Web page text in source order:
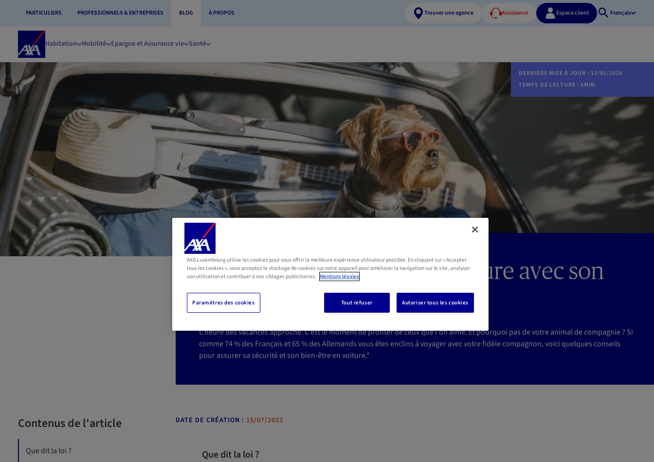
Aller au contenu principal
PARTICULIERS PROFESSIONNELS & ENTREPRISES BLOG À PROPOS Trouver une agence Assistance Espace client
OuvrirFrançais
Accueil
AXA
Habitation Mobilité Epargne et Assurance vie Santé
DERNIÈRE MISE À JOUR : 12/01/2026
TEMPS DE LECTURE : 6MIN
Voyager sereinement en voiture avec son
chien ou son chat
L’heure des vacances approche. C’est le moment de profiter de ceux que l'on aime. Et pourquoi pas de votre animal de compagnie ? Si
comme 74 % des Français et 65 % des Allemands vous êtes enclins à voyager avec votre fidèle compagnon, voici quelques conseils
pour assurer sa sécurité et son bien-être en voiture.*
Contenus de l'article
Que dit la loi ?
DATE DE CRÉATION : 15/07/2022
Que dit la loi ?
AXA Luxembourg utilise les cookies pour vous offrir la meilleure expérience utilisateur possible. En cliquant sur « Accepter
tous les cookies », vous acceptez le stockage de cookies sur votre appareil pour améliorer la navigation sur le site, analyser
son utilisation et contribuer à nos ciblages publicitaires. Mentions légales
Tout refuser Autoriser tous les cookies
Paramètres des cookies